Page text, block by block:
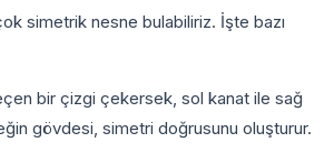
simetrik nesne bulabiliriz. İşte bazı
bir çizgi çekersek, sol kanat ile sağ
gövdesi, simetri doğrusunu oluşturur.